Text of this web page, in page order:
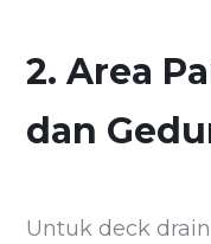
2. Area
dan
Untuk deck